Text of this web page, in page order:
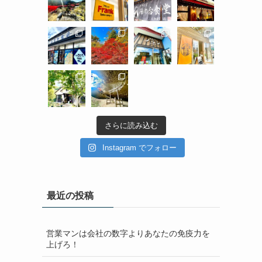
さらに読み込む
Instagram でフォロー
最近の投稿
営業マンは会社の数字よりあなたの免疫力を
上げろ！